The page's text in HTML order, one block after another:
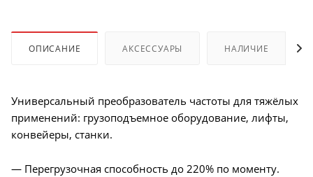
ОПИСАНИЕ АКСЕССУАРЫ НАЛИЧИЕ
Универсальный преобразователь частоты для тяжёлых
применений: грузоподъемное оборудование, лифты,
конвейеры, станки.
— Перегрузочная способность до 220% по моменту.